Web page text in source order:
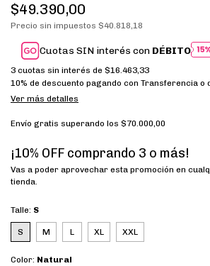
$49.390,00
Precio sin impuestos $40.818,18
Cuotas SIN interés con DÉBITO
3 cuotas sin interés de $16.463,33
10% de descuento pagando con Transferencia o
Ver más detalles
Envío gratis superando los $70.000,00
¡10% OFF comprando 3 o más!
Vas a poder aprovechar esta promoción en
tienda.
Talle: S
S M L XL XXL
Color: Natural